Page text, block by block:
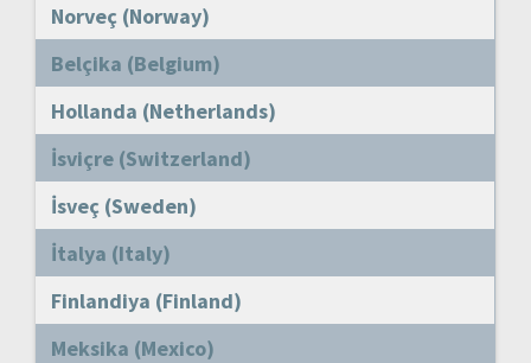
Norveç (Norway)
Belçika (Belgium)
Hollanda (Netherlands)
İsviçre (Switzerland)
İsveç (Sweden)
İtalya (Italy)
Finlandiya (Finland)
Meksika (Mexico)